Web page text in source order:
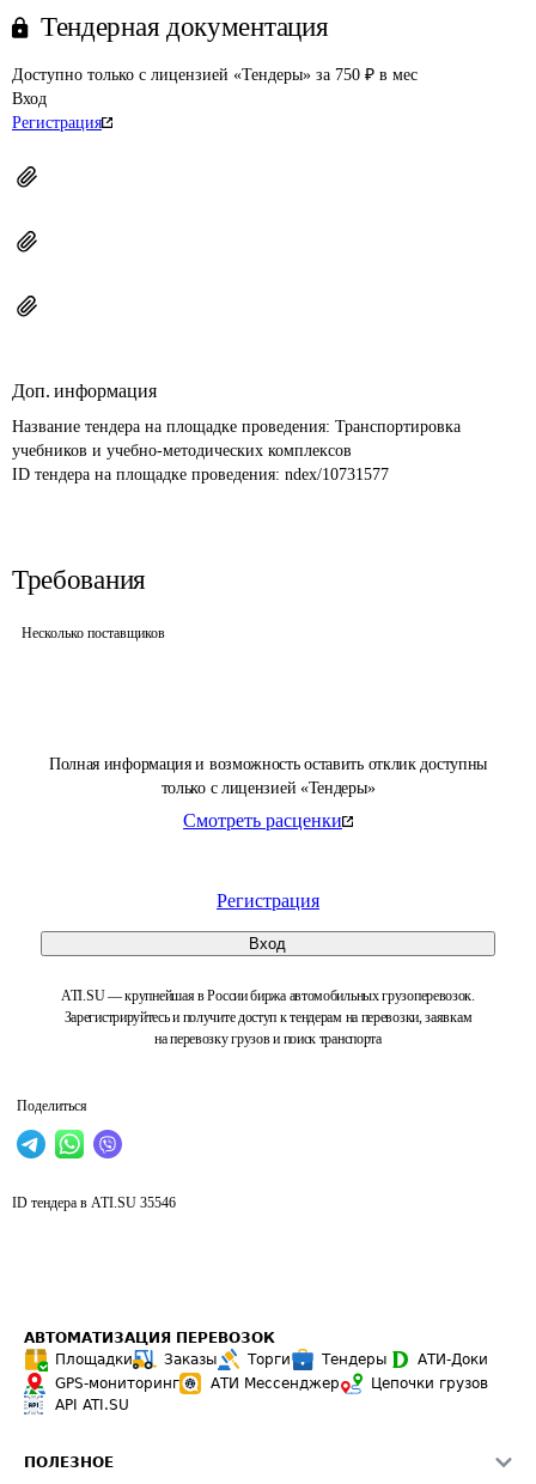
Полная информация и возможность оставить отклик доступны
только с лицензией «Тендеры»
Смотреть расценки
Регистрация
Вход
ATI.SU — крупнейшая в России биржа автомобильных грузоперевозок.
Зарегистрируйтесь и получите доступ к тендерам на перевозки, заявкам
на перевозку грузов и поиск транспорта
Поделиться
Тендерная документация
Доступно только с лицензией «Тендеры» за 750 ₽ в мес
Вход
Регистрация
Доп. информация
Название тендера на площадке проведения: Транспортировка
учебников и учебно-методических комплексов
ID тендера на площадке проведения: ndex/10731577
Требования
Несколько поставщиков
ID тендера в ATI.SU 35546
АВТОМАТИЗАЦИЯ ПЕРЕВОЗОК
Площадки
Заказы Торги Тендеры
АТИ-Доки
GPS-мониторинг
АТИ Мессенджер
Цепочки грузов
API ATI.SU
ПОЛЕЗНОЕ